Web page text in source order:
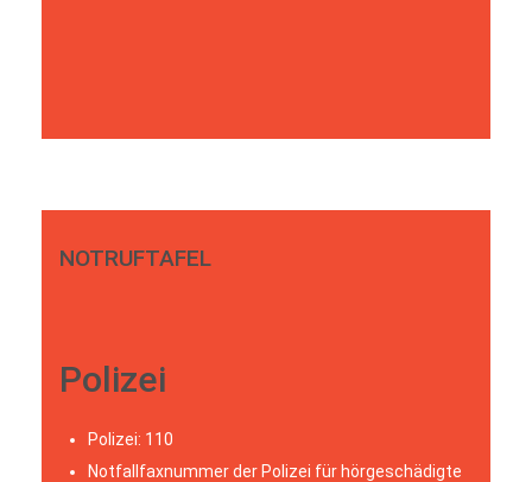
NOTRUFTAFEL
Polizei
Polizei: 110
Notfallfaxnummer der Polizei für hörgeschädigte